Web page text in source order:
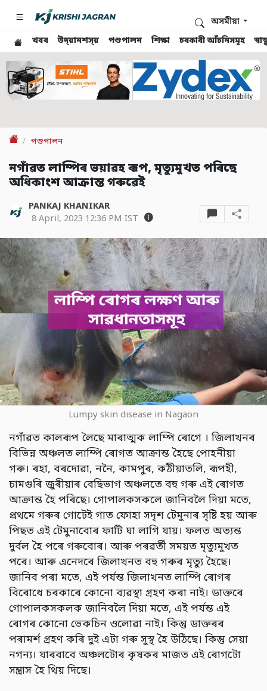
খবৰ উদ্য়ানশস্য় পশুপালন শিক্ষা চৰকাৰী আঁচনিসমূহ
অসমীয়া
পশুপালন
নগাঁৱত লাম্পিৰ ভয়াৱহ ৰূপ, মৃত্যুমুখত পৰিছে
অধিকাংশ আক্ৰান্ত গৰুৱেই
PANKAJ KHANIKAR
8 April, 2023 12:36 PM IST
Lumpy skin disease in Nagaon
নগাঁৱত কালৰূপ লৈছে মাৰাত্মক লাম্পি ৰোগে । জিলাখনৰ
বিভিন্ন অঞ্চলত লাম্পি ৰোগত আক্ৰান্ত হৈছে পোহনীয়া
গৰু। ৰহা, বৰদোৱা, ননৈ, কামপুৰ, কঠীয়াতলি, ৰূপহী,
চামগুৰি জুৰীয়াৰ বেছিভাগ অঞ্চলতে বহু গৰু এই ৰোগত
আক্ৰান্ত হৈ পৰিছে। গোপালকসকলে জানিবলৈ দিয়া মতে,
প্ৰথমে গৰুৰ গোটেই গাত ফোহা সদৃশ টেমুনাৰ সৃষ্টি হয় আৰু
পিছত এই টেমুনাবোৰ ফাটি ঘা লাগি যায়। ফলত অত্যন্ত
দুৰ্বল হৈ পৰে গৰুবোৰ। আৰু পৰৱৰ্তী সময়ত মৃত্যুমুখত
পৰে। আৰু এনেদৰে জিলাখনত বহু গৰুৰ মৃত্যু হৈছে।
জানিব পৰা মতে, এই পৰ্যন্ত জিলাখনত লাম্পি ৰোগৰ
বিৰোধে চৰকাৰে কোনো ব্যৱস্থা গ্ৰহণ কৰা নাই। ডাক্তৰে
গোপালকসকলক জানিবলৈ দিয়া মতে, এই পৰ্যন্ত এই
ৰোগৰ কোনো ভেকচিন ওলোৱা নাই। কিন্তু ডাক্তৰৰ
পৰামৰ্শ গ্ৰহণ কৰি দুই এটা গৰু সুস্থ হৈ উঠিছে। কিন্তু সেয়া
নগন্য। যাৰবাবে অঞ্চলটোৰ কৃষকৰ মাজত এই ৰোগটো
সন্ত্ৰাস হৈ থিয় দিছে।